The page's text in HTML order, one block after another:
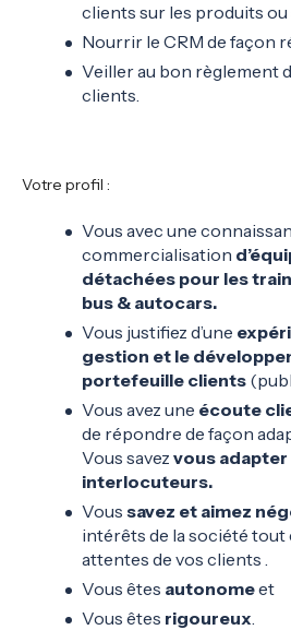
clients sur les produits ou
Nourrir le CRM de façon
Veiller au bon règlement
clients.
Votre profil :
Vous avec une
commercialisation
détachées pour les
bus & autocars.
Vous justifiez d’une
gestion et le
portefeuille clients
Vous avez une écoute
de répondre de façon
Vous savez vous adapter
interlocuteurs.
Vous savez et aimez
intérêts de la société
attentes de vos clients .
Vous êtes autonomeet
Vous êtes rigoureux.